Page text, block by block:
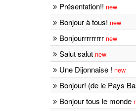
Présentation!! new
Bonjour à tous! new
Bonjourrrrrrrrr new
Salut salut new
Une Dijonnaise ! new
Bonjour! (de le Pays
Bonjour tous le monde